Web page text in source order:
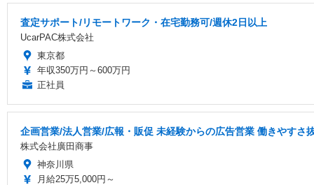
査定サポート/リモートワーク・在宅勤務可/週休2日以上
UcarPAC株式会社
東京都
年収350万円～600万円
正社員
企画営業/法人営業/広報・販促 未経験からの広告営業 働きやすさ
株式会社廣田商事
神奈川県
月給25万5,000円～